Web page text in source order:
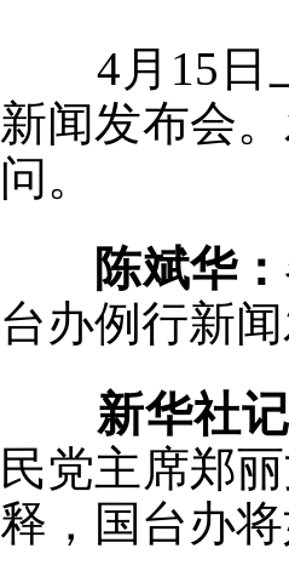
4月15日上
新闻发布会
问。
陈斌华：
台办例行新
新华社
民党主席郑
释，国台办